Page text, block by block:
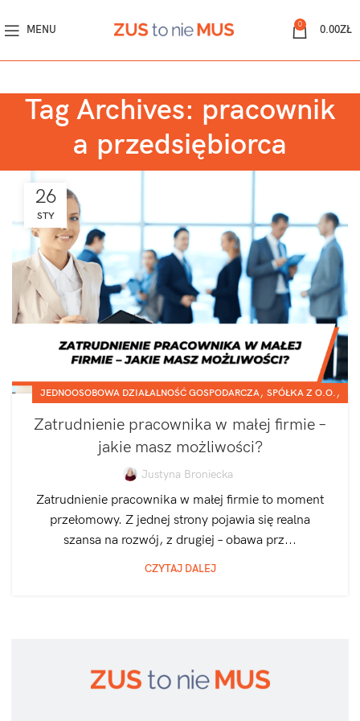
MENU 0 0.00ZŁ
Tag Archives: pracownik
a przedsiębiorca
26
STY
JEDNOOSOBOWA DZIAŁALNOŚĆ GOSPODARCZA, SPÓŁKA Z O.O.,
Zatrudnienie pracownika w małej firmie –
jakie masz możliwości?
Justyna Broniecka
Zatrudnienie pracownika w małej firmie to moment
przełomowy. Z jednej strony pojawia się realna
szansa na rozwój, z drugiej – obawa prz...
CZYTAJ DALEJ